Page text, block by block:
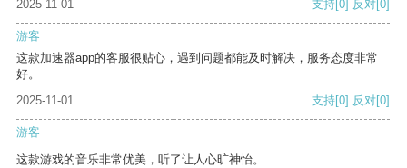
2025-11-01
支持[0] 反对[0]
游客
这款加速器app的客服很贴心，遇到问题都能及时解决，服务态度非常
好。
2025-11-01
支持[0] 反对[0]
游客
这款游戏的音乐非常优美，听了让人心旷神怡。